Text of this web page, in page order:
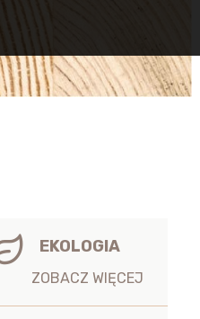
EKOLOGIA